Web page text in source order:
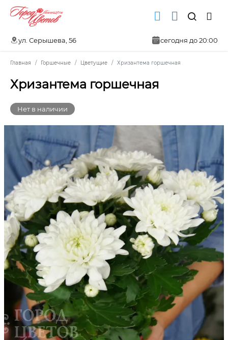
ул. Серышева, 56 сегодня до 20:00
Главная Горшечные Цветущие Хризантема горшечная
Хризантема горшечная
Нет в наличии